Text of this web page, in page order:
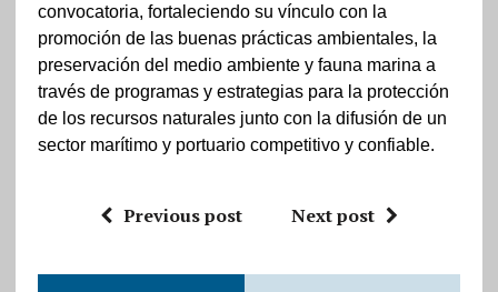
convocatoria, fortaleciendo su vínculo con la
promoción de las buenas prácticas ambientales, la
preservación del medio ambiente y fauna marina a
través de programas y estrategias para la protección
de los recursos naturales junto con la difusión de un
sector marítimo y portuario competitivo y confiable.
Previous post Next post